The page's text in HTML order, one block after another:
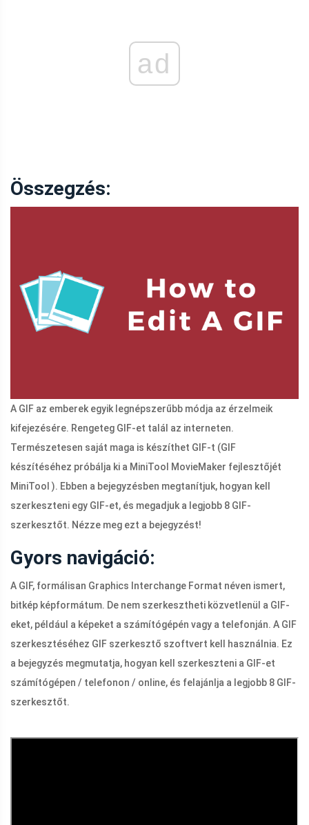
ad
Összegzés:
A GIF az emberek egyik legnépszerűbb módja az érzelmeik
kifejezésére. Rengeteg GIF-et talál az interneten.
Természetesen saját maga is készíthet GIF-t (GIF
készítéséhez próbálja ki a MiniTool MovieMaker fejlesztőjét
MiniTool ). Ebben a bejegyzésben megtanítjuk, hogyan kell
szerkeszteni egy GIF-et, és megadjuk a legjobb 8 GIF-
szerkesztőt. Nézze meg ezt a bejegyzést!
Gyors navigáció:
A GIF, formálisan Graphics Interchange Format néven ismert,
bitkép képformátum. De nem szerkesztheti közvetlenül a GIF-
eket, például a képeket a számítógépén vagy a telefonján. A GIF
szerkesztéséhez GIF szerkesztő szoftvert kell használnia. Ez
a bejegyzés megmutatja, hogyan kell szerkeszteni a GIF-et
számítógépen / telefonon / online, és felajánlja a legjobb 8 GIF-
szerkesztőt.